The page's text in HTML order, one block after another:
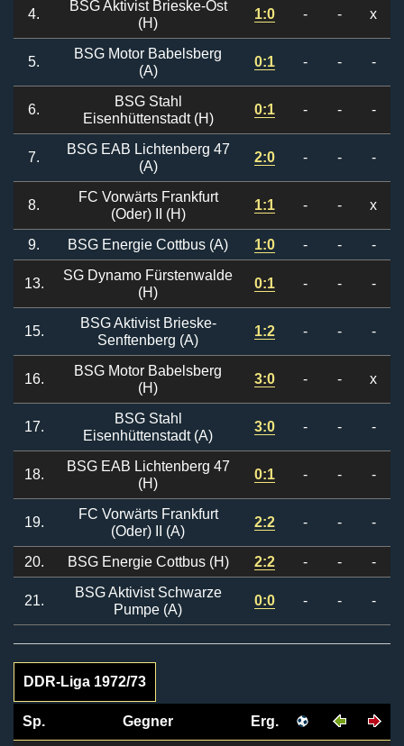
4.
BSG Aktivist Brieske-Ost
(H)
1:0 - - x
5.
BSG Motor Babelsberg
(A)
0:1 - - -
6.
BSG Stahl
Eisenhüttenstadt (H)
0:1 - - -
7.
BSG EAB Lichtenberg 47
(A)
2:0 - - -
8.
FC Vorwärts Frankfurt
(Oder) II (H)
1:1 - - x
9. BSG Energie Cottbus (A) 1:0 - - -
13.
SG Dynamo Fürstenwalde
(H)
0:1 - - -
15.
BSG Aktivist Brieske-
Senftenberg (A)
1:2 - - -
16.
BSG Motor Babelsberg
(H)
3:0 - - x
17.
BSG Stahl
Eisenhüttenstadt (A)
3:0 - - -
18.
BSG EAB Lichtenberg 47
(H)
0:1 - - -
19.
FC Vorwärts Frankfurt
(Oder) II (A)
2:2 - - -
20. BSG Energie Cottbus (H) 2:2 - - -
21.
BSG Aktivist Schwarze
Pumpe (A)
0:0 - - -
DDR-Liga 1972/73
Sp. Gegner Erg.